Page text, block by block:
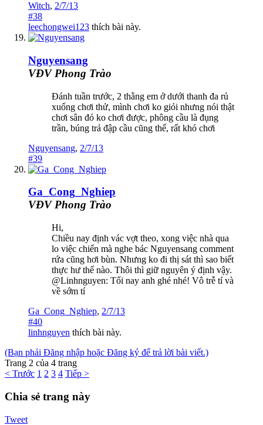
Witch, 2/7/13
#38
leechongwei123 thích bài này.
Nguyensang
VĐV Phong Trào
Đánh tuần trước, 2 thằng em ở dưới thanh đa rủ
xuống chơi thử, mình chơi ko giỏi nhưng nói thật
chơi sân đó ko chơi được, phông cầu là đụng
trần, búng trả đập cầu cũng thế, rất khó chơi
Nguyensang, 2/7/13
#39
Ga_Cong_Nghiep
VĐV Phong Trào
Hi,
Chiều nay định vác vợt theo, xong việc nhà qua
lo việc chiến mà nghe bác Nguyensang comment
rứa cũng hơi bùn. Nhưng ko đi thị sát thì sao biết
thực hư thế nào. Thôi thì giữ nguyên ý định vậy.
@Linhnguyen: Tối nay anh ghé nhé! Vô trễ tí và
về sớm tí
Ga_Cong_Nghiep, 2/7/13
#40
linhnguyen thích bài này.
(Bạn phải Đăng nhập hoặc Đăng ký để trả lời bài viết.)
Trang 2 của 4 trang
< Trước 1 2 3 4 Tiếp >
Chia sẻ trang này
Tweet